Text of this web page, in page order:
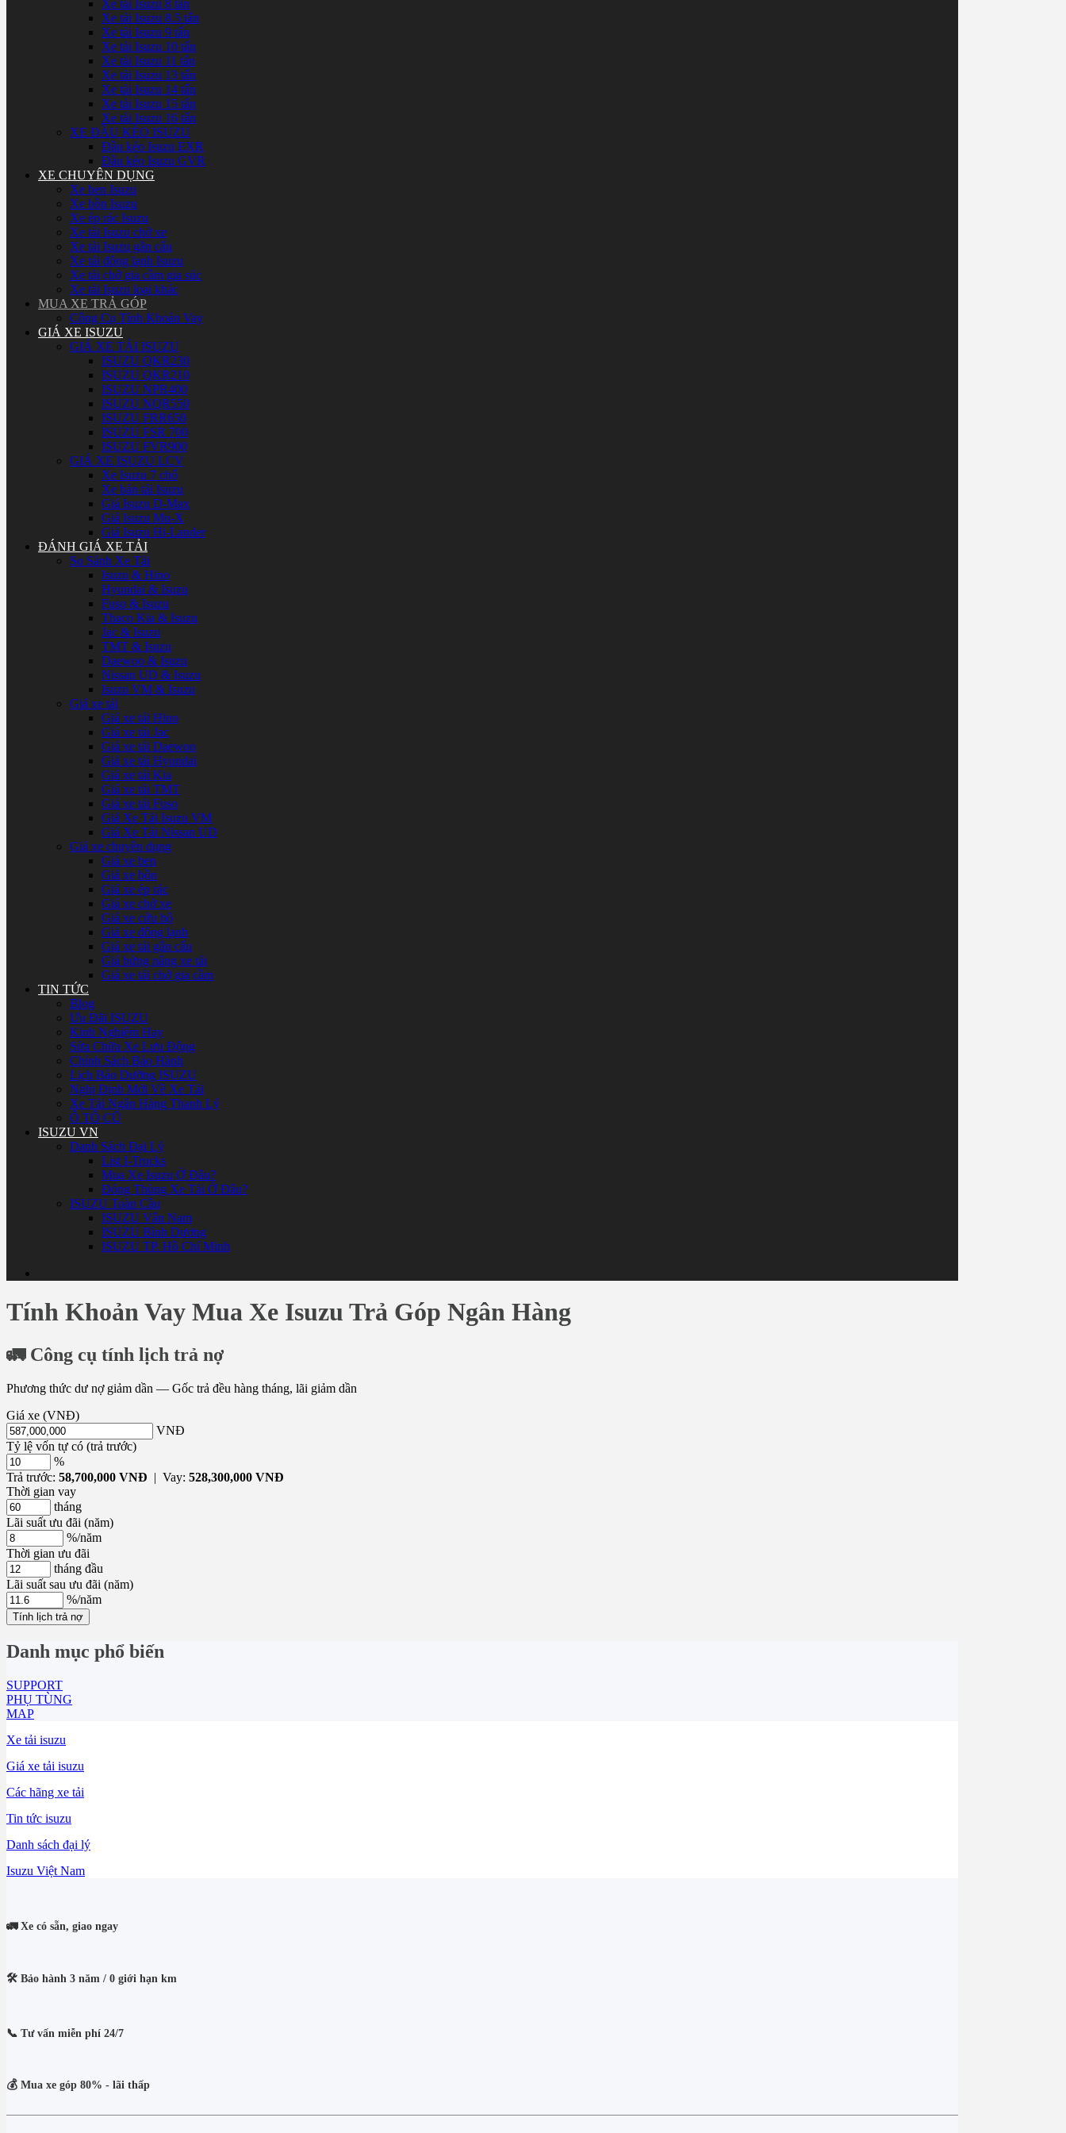
Xe tải Isuzu 8 tấn
Xe tải Isuzu 8.5 tấn
Xe tải Isuzu 9 tấn
Xe tải Isuzu 10 tấn
Xe tải Isuzu 11 tấn
Xe tải Isuzu 13 tấn
Xe tải Isuzu 14 tấn
Xe tải Isuzu 15 tấn
Xe tải Isuzu 16 tấn
XE ĐẦU KÉO ISUZU
Đầu kéo Isuzu EXR
Đầu kéo Isuzu GVR
XE CHUYÊN DỤNG
Xe ben Isuzu
Xe bồn Isuzu
Xe ép rác Isuzu
Xe tải Isuzu chở xe
Xe tải Isuzu gắn cẩu
Xe tải đông lạnh Isuzu
Xe tải chở gia cầm gia súc
Xe tải Isuzu loại khác
MUA XE TRẢ GÓP
Công Cụ Tính Khoản Vay
GIÁ XE ISUZU
GIÁ XE TẢI ISUZU
ISUZU QKR230
ISUZU QKR210
ISUZU NPR400
ISUZU NQR550
ISUZU FRR650
ISUZU FSR 700
ISUZU FVR900
GIÁ XE ISUZU LCV
Xe Isuzu 7 chổ
Xe bán tải Isuzu
Giá Isuzu D-Max
Giá Isuzu Mu-X
Giá Isuzu Hi-Lander
ĐÁNH GIÁ XE TẢI
So Sánh Xe Tải
Isuzu & Hino
Hyundai & Isuzu
Fuso & Isuzu
Thaco Kia & Isuzu
Jac & Isuzu
TMT & Isuzu
Daewoo & Isuzu
Nissan UD & Isuzu
Isuzu VM & Isuzu
Giá xe tải
Giá xe tải Hino
Giá xe tải Jac
Giá xe tải Daewoo
Giá xe tải Hyundai
Giá xe tải Kia
Giá xe tải TMT
Giá xe tải Fuso
Giá Xe Tải Isuzu VM
Giá Xe Tải Nissan UD
Giá xe chuyên dụng
Giá xe ben
Giá xe bồn
Giá xe ép rác
Giá xe chở xe
Giá xe cứu hộ
Giá xe đông lạnh
Giá xe tải gắn cẩu
Giá bửng nâng xe tải
Giá xe tải chở gia cầm
TIN TỨC
Blog
Ưu Đãi ISUZU
Kinh Nghiệm Hay
Sửa Chữa Xe Lưu Động
Chính Sách Bảo Hành
Lịch Bảo Dưỡng ISUZU
Nghị Định Mới Về Xe Tải
Xe Tải Ngân Hàng Thanh Lý
Ô TÔ CŨ
ISUZU VN
Danh Sách Đại Lý
List I-Trucks
Mua Xe Isuzu Ở Đâu?
Đóng Thùng Xe Tải Ở Đâu?
ISUZU Toàn Cầu
ISUZU Vân Nam
ISUZU Bình Dương
ISUZU TP. Hồ Chí Minh
Tính Khoản Vay Mua Xe Isuzu Trả Góp Ngân Hàng
🚛 Công cụ tính lịch trả nợ
Phương thức dư nợ giảm dần — Gốc trả đều hàng tháng, lãi giảm dần
Giá xe (VNĐ)
VNĐ
Tỷ lệ vốn tự có (trả trước)
%
Trả trước: 58,700,000 VNĐ | Vay: 528,300,000 VNĐ
Thời gian vay
tháng
Lãi suất ưu đãi (năm)
%/năm
Thời gian ưu đãi
tháng đầu
Lãi suất sau ưu đãi (năm)
%/năm
Tính lịch trả nợ
Danh mục phổ biến
SUPPORT
PHỤ TÙNG
MAP
Xe tải isuzu
Giá xe tải isuzu
Các hãng xe tải
Tin tức isuzu
Danh sách đại lý
Isuzu Việt Nam
🚛 Xe có sẵn, giao ngay
🛠️ Bảo hành 3 năm / 0 giới hạn km
📞 Tư vấn miễn phí 24/7
💰 Mua xe góp 80% - lãi thấp